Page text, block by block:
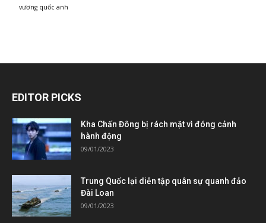
vương quốc anh
EDITOR PICKS
Kha Chấn Đông bị rách mặt vì đóng cảnh
hành động
09/01/2023
Trung Quốc lại diễn tập quân sự quanh đảo
Đài Loan
09/01/2023